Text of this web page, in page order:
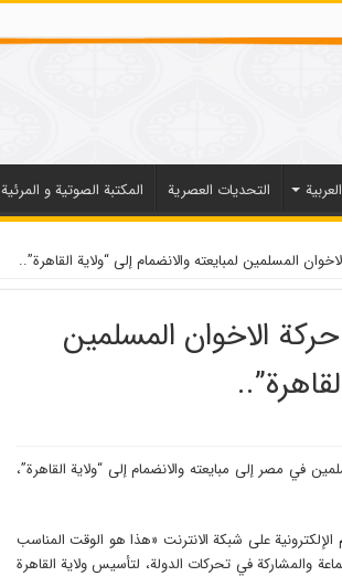
التحديات العصرية المكتبة الصوتية و المرئية
المسلمين لمبايعته والانضمام إلى “ولاية القاهرة”..
الاخوان المسلمين
في مصر إلى مبايعته والانضمام إلى “ولاية القاهرة”،
على شبكة الانترنت «هذا هو الوقت المناسب
والمشاركة في تحركات الدولة، لتأسيس ولاية القاهرة